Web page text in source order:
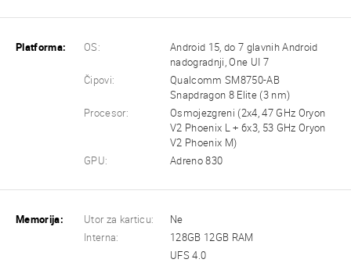
Platforma: OS:
Android 15, do 7 glavnih Android
nadogradnji, One UI 7
Čipovi:
Qualcomm SM8750-AB
Snapdragon 8 Elite (3 nm)
Procesor:
Osmojezgreni (2x4, 47 GHz Oryon
V2 Phoenix L + 6x3, 53 GHz Oryon
V2 Phoenix M)
GPU:
Adreno 830
Memorija: Utor za karticu:
Ne
Interna:
128GB 12GB RAM
UFS 4.0